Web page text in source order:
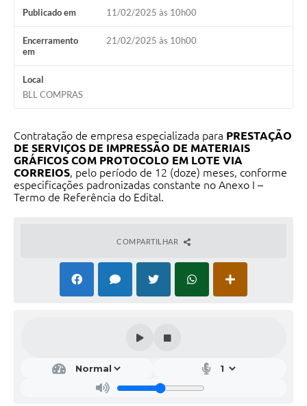
Publicado em 11/02/2025 às 10h00
Encerramento
em
21/02/2025 às 10h00
Local
BLL COMPRAS
Contratação de empresa especializada para PRESTAÇÃO
DE SERVIÇOS DE IMPRESSÃO DE MATERIAIS
GRÁFICOS COM PROTOCOLO EM LOTE VIA
CORREIOS, pelo período de 12 (doze) meses, conforme
especificações padronizadas constante no Anexo I –
Termo de Referência do Edital.
COMPARTILHAR